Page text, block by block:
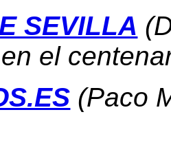
SEVILLA
el
(Paco